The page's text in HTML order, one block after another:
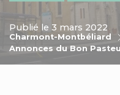
Charmont-Montbéliard
Annonces du Bon
Publié le 3 mars 2022